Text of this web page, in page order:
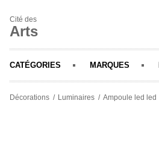
Cité des
Arts
CATÉGORIES MARQUES
Décorations Luminaires Ampoule led led